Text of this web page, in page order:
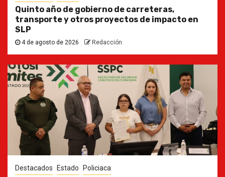
Quinto año de gobierno de carreteras,
transporte y otros proyectos de impacto en
SLP
4 de agosto de 2026 Redacción
Destacados Estado Policiaca